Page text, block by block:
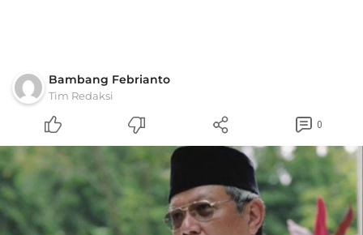
Bambang Febrianto
Tim Redaksi
0